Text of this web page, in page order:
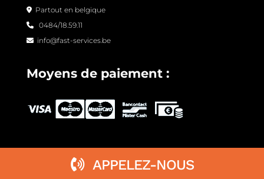
APPELEZ-NOUS
Partout en belgique
0484/18.59.11
info@fast-services.be
Moyens de paiement :